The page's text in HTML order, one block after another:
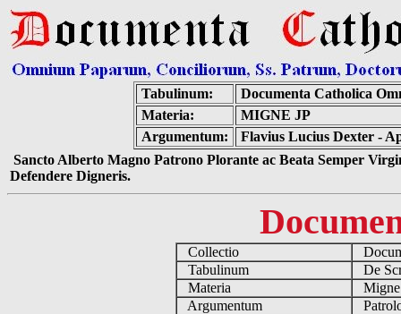
Tabulinum:
Documenta Catholica
Materia:
MIGNE JP
Argumentum:
Flavius Lucius Dexter -
Sancto Alberto Magno Patrono Plorante ac Beata Semper
Defendere Digneris.
Collectio
Tabulinum
De
Materia
Argumentum